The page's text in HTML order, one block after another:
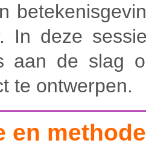
In deze
aan de slag
te ontwerpen.
en